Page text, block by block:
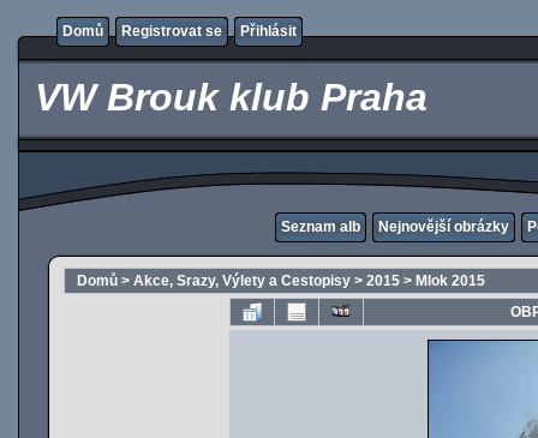
Domů Registrovat se Přihlásit
VW Brouk klub Praha
Seznam alb Nejnovější obrázky
Domů > Akce, Srazy, Výlety a Cestopisy > 2015 > Mlok 2015